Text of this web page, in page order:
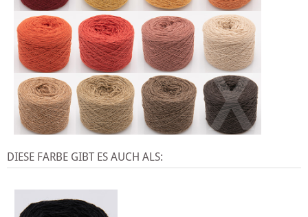
X
DIESE FARBE GIBT ES AUCH ALS: